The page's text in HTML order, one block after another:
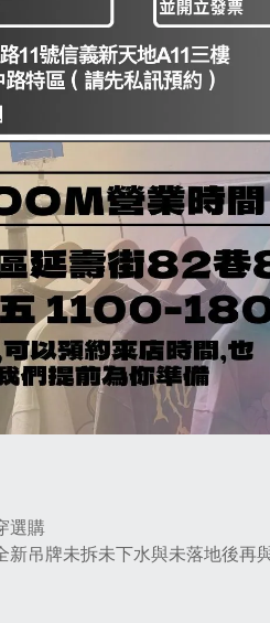
選購
吊牌未拆未下水與未落地後再